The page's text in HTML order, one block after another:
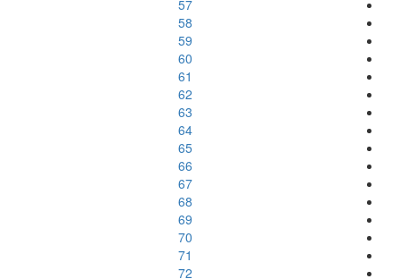
57
58
59
60
61
62
63
64
65
66
67
68
69
70
71
72